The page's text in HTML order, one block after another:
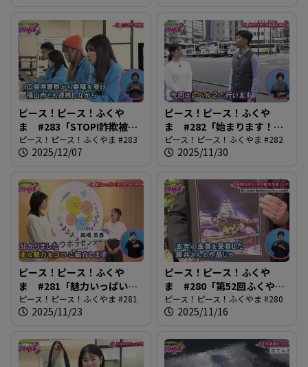
ピース！ピース！ふくや
ま #283「STOP!詐欺被
害」
ピース！ピース！ふくやま #283
2025/12/07
ピース！ピース！ふくや
ま #282「始まります！自
動運転実証実験」
ピース！ピース！ふくやま #282
2025/11/30
ピース！ピース！ふくや
ま #281「魅力いっぱい！
ネウボラセンター開設」
ピース！ピース！ふくやま #281
2025/11/23
ピース！ピース！ふくや
ま #280「第52回ふくやま
観光写真コンテスト」
ピース！ピース！ふくやま #280
2025/11/16